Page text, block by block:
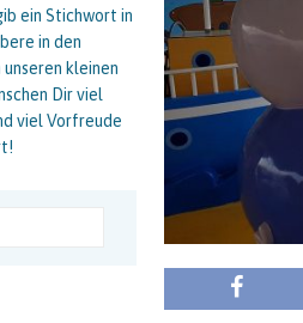
ein Stichwort in
in den
kleinen
Dir viel
viel Vorfreude